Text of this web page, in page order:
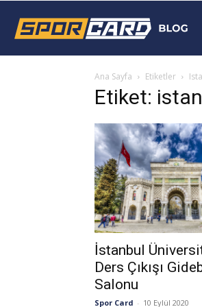
Ana Sayfa Etiketler
Etiket:
İstanbul
Ders Çıkışı
Salonu
Spor Card - 10 Eylül 2020